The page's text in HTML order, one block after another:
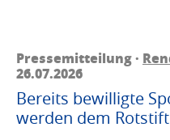
Pressemitteilung ·
26.07.2026
Bereits bewilligte
werden dem